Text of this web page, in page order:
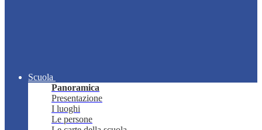
Scuola
Panoramica
Presentazione
I luoghi
Le persone